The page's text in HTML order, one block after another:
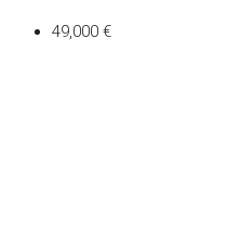
49,000 €